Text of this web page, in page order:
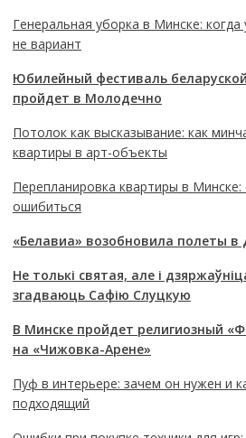
Генеральная уборка в Минске:
не вариант
Юбилейный фестиваль
пройдет в Молодечно
Потолок как высказывание: как
квартиры в арт-объекты
Перепланировка квартиры в Минске:
ошибиться
«Белавиа» возобновила полеты в
Не толькі святая, але і
згадваюць Сафію Слуцкую
В Минске пройдет религиозный
на «Чижовка-Арене»
Пуф в интерьере: зачем он нужен и
подходящий